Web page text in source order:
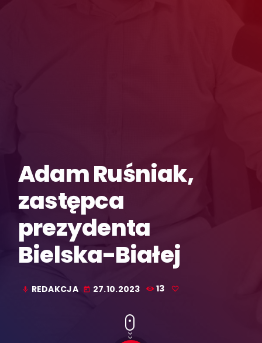
Adam Ruśniak,
zastępca
prezydenta
Bielska-Białej
mic REDAKCJA today 27.10.2023 13